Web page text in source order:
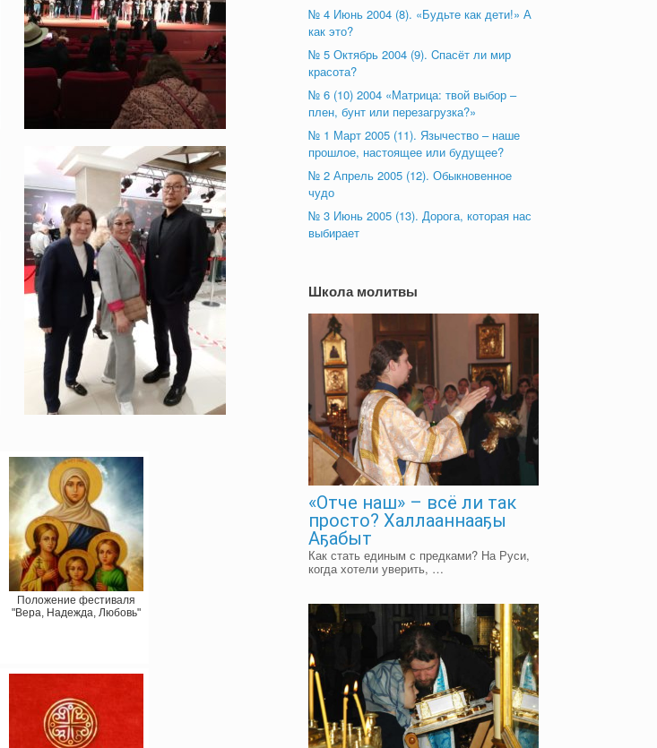
Положение фестиваля
"Вера, Надежда, Любовь"
№ 4 Июнь 2004 (8). «Будьте как дети!» А
как это?
№ 5 Октябрь 2004 (9). Cпасёт ли мир
красота?
№ 6 (10) 2004 «Матрица: твой выбор –
плен, бунт или перезагрузка?»
№ 1 Март 2005 (11). Язычество – наше
прошлое, настоящее или будущее?
№ 2 Апрель 2005 (12). Обыкновенное
чудо
№ 3 Июнь 2005 (13). Дорога, которая нас
выбирает
Школа молитвы
«Отче наш» – всё ли так
просто? Халлааннааҕы
Аҕабыт
Как стать единым с предками? На Руси,
когда хотели уверить, …